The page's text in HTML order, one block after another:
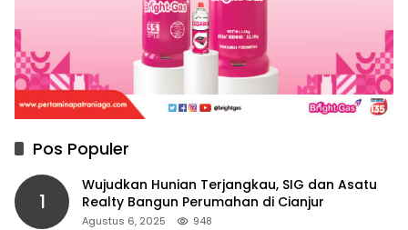
Pos Populer
1
Wujudkan Hunian Terjangkau, SIG dan Asatu
Realty Bangun Perumahan di Cianjur
Agustus 6, 2025 948